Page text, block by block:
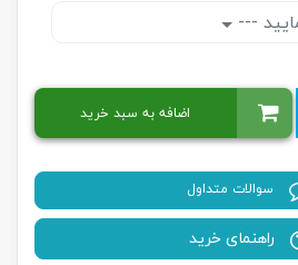
---
اضافه به سبد خرید
سوالات متداول
راهنمای خرید